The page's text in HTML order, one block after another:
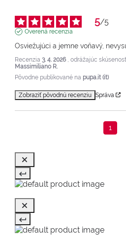
5/5
Overená recenzia
Osviežujúci a jemne voňavý,
Recenzia 3. 4. 2026 , odrážajúc
Massimiliano R.
Pôvodne publikované na pupa.it (it)
Zobraziť pôvodnú recenziu Správa
1